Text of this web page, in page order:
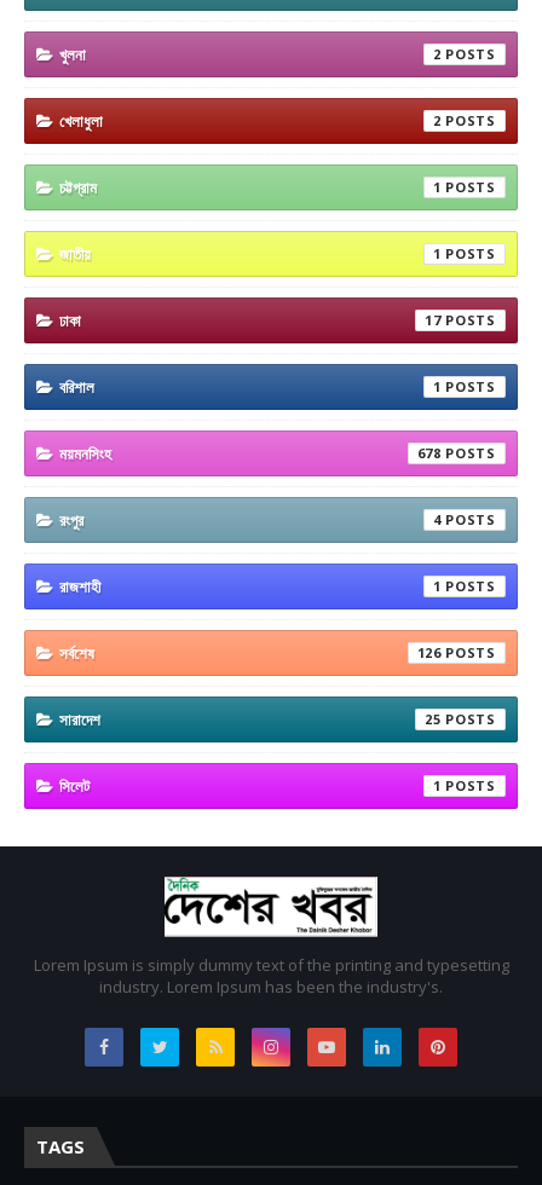
খুলনা 2
খেলাধুলা 2
চট্টগ্রাম 1
জাতীয় 1
ঢাকা 17
বরিশাল 1
ময়মনসিংহ 678
রংপুর 4
রাজশাহী 1
সর্বশেষ 126
সারাদেশ 25
সিলেট 1
Lorem Ipsum is simply dummy text of the printing and typesetting
industry. Lorem Ipsum has been the industry's.
TAGS